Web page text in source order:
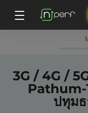
3G / 4G /
Pathum-
ปทุม